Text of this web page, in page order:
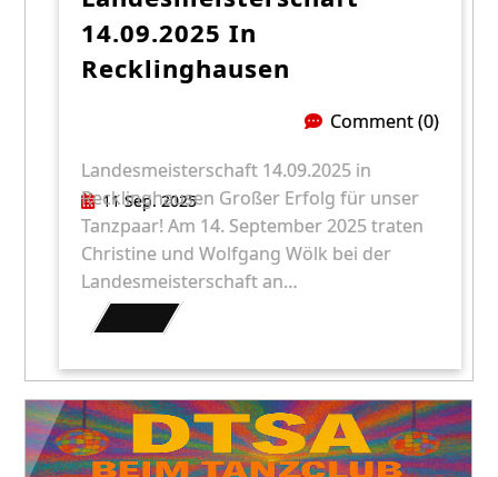
14.09.2025 In
Recklinghausen
11 Sep. 2025
Comment (0)
Landesmeisterschaft 14.09.2025 in
Recklinghausen Großer Erfolg für unser
Tanzpaar! Am 14. September 2025 traten
Christine und Wolfgang Wölk bei der
Landesmeisterschaft an…